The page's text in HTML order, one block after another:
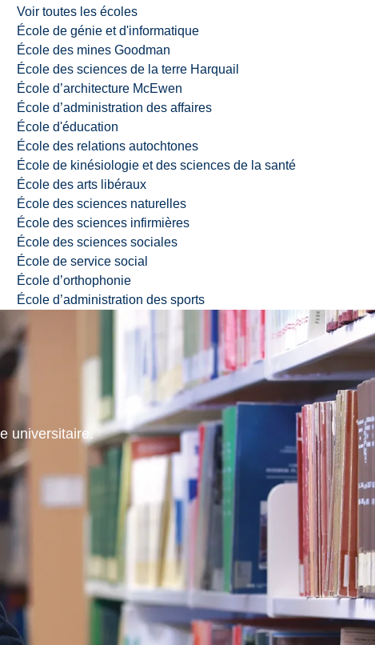
Voir toutes les écoles
École de génie et d'informatique
École des mines Goodman
École des sciences de la terre Harquail
École d’architecture McEwen
École d’administration des affaires
École d'éducation
École des relations autochtones
École de kinésiologie et des sciences de la santé
École des arts libéraux
École des sciences naturelles
École des sciences infirmières
École des sciences sociales
École de service social
École d’orthophonie
École d’administration des sports
universitaire.